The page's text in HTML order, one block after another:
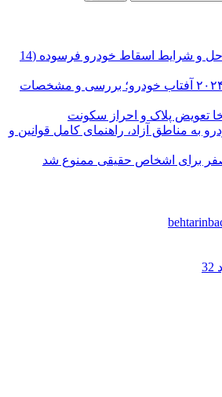
راهنمای کامل مراحل و شرایط اسقاط خودرو فرسوده (14
مزدا CX-30 مدل ۲۰۲۴ آفتاب خودرو؛ بررسی و مشخصات
تعویض پلاک و احراز سکونت
به مناطق آزاد، راهنمای کامل قوانین و
برای اشخاص حقیقی ممنوع شد